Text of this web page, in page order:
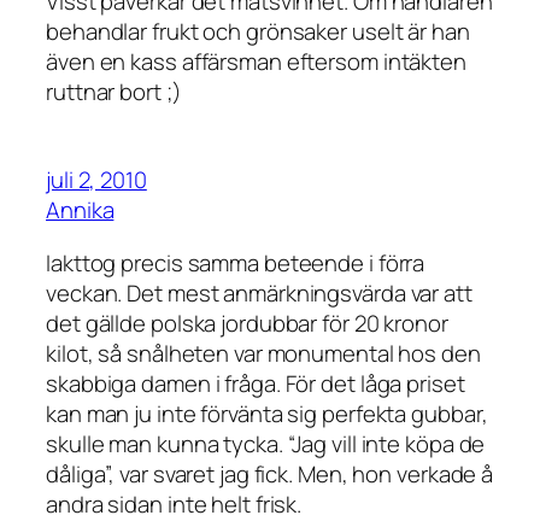
behandlar frukt och grönsaker uselt är han
även en kass affärsman eftersom intäkten
ruttnar bort ;)
juli 2, 2010
Annika
Iakttog precis samma beteende i förra
veckan. Det mest anmärkningsvärda var att
det gällde polska jordubbar för 20 kronor
kilot, så snålheten var monumental hos den
skabbiga damen i fråga. För det låga priset
kan man ju inte förvänta sig perfekta gubbar,
skulle man kunna tycka. “Jag vill inte köpa de
dåliga”, var svaret jag fick. Men, hon verkade å
andra sidan inte helt frisk.